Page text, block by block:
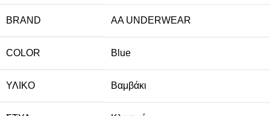
BRAND AA UNDERWEAR
COLOR Blue
ΥΛΙΚΌ Βαμβάκι